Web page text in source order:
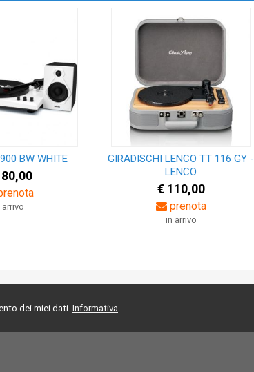
BW WHITE
arrivo
GIRADISCHI LENCO TT 116 GY -
LENCO
€ 110,00
prenota
in arrivo
dei miei dati. Informativa